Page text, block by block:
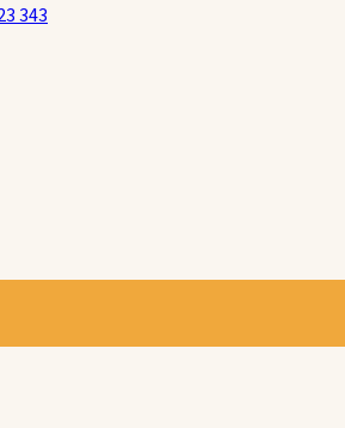
343